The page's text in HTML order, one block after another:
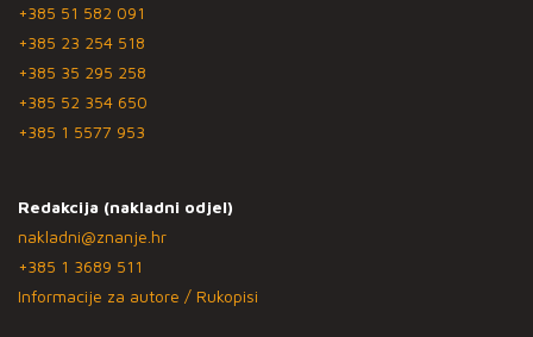
+385 51 582 091
+385 23 254 518
+385 35 295 258
+385 52 354 650
+385 1 5577 953
Redakcija (nakladni odjel)
nakladni@znanje.hr
+385 1 3689 511
Informacije za autore / Rukopisi